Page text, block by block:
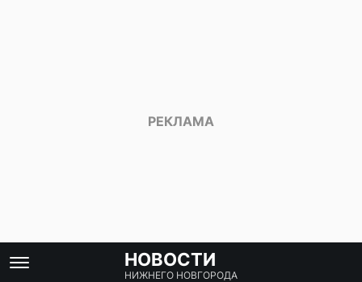
НОВОСТИ
НИЖНЕГО НОВГОРОДА